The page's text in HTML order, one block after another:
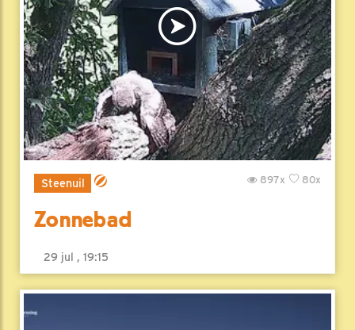
Steenuil 80x
897x
Zonnebad
29 jul , 19:15